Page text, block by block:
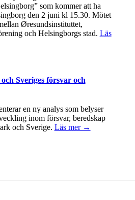
som kommer att ha
den 2 juni kl 15.30. Mötet
Øresundsinstituttet,
och Helsingborgs stad. Läs
Sveriges försvar och
en ny analys som belyser
inom försvar, beredskap
och Sverige. Läs mer →